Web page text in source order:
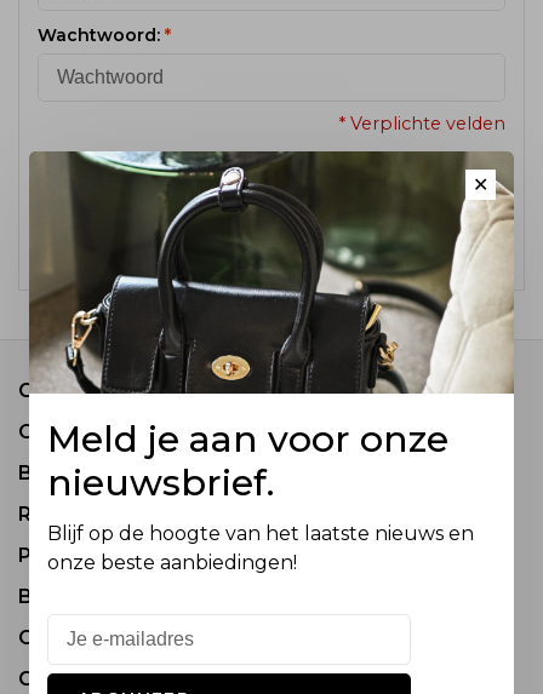
Wachtwoord: *
* Verplichte velden
Wachtwoord vergeten?
Inloggen
Contact
Over ons
Bestel informatie
Retourneren
Privacy Policy
Betaalmethode
Onderhoud van Tassen
COME JOIN OUR TEAM
✕
Meld je aan voor onze
nieuwsbrief.
Blijf op de hoogte van het laatste nieuws en
onze beste aanbiedingen!